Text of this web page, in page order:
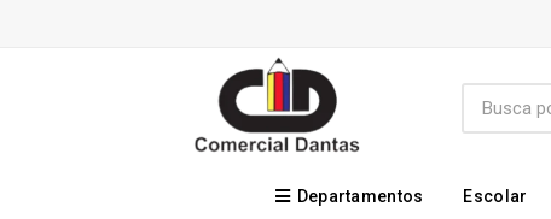
Departamentos Escolar